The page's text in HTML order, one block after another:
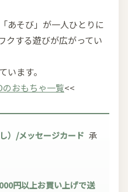
あそび」が一人ひとりに
クする遊びが広がってい
います。
おもちゃ一覧<<
）/メッセージカード 承
円以上お買い上げで送